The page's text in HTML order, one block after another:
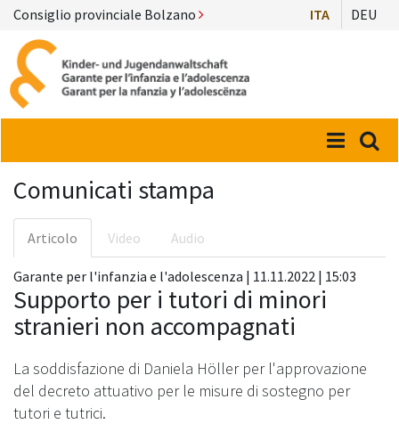
Consiglio provinciale Bolzano ITA DEU
Menü
Comunicati stampa
Articolo Video Audio
Garante per l'infanzia e l'adolescenza | 11.11.2022 | 15:03
Supporto per i tutori di minori
stranieri non accompagnati
La soddisfazione di Daniela Höller per l'approvazione
del decreto attuativo per le misure di sostegno per
tutori e tutrici.